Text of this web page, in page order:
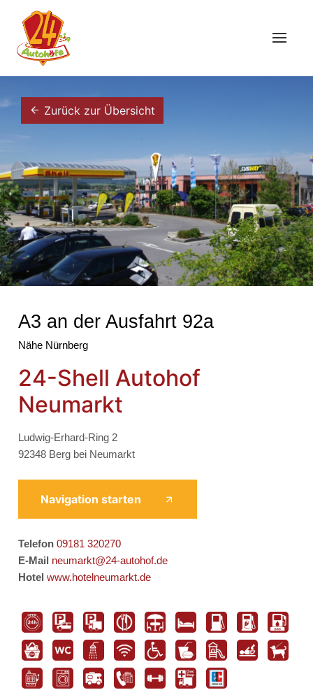
Zurück zur Übersicht
A3 an der Ausfahrt 92a
Nähe Nürnberg
24-Shell Autohof
Neumarkt
Ludwig-Erhard-Ring 2
92348 Berg bei Neumarkt
Navigation starten
Telefon 09181 320270
E-Mail neumarkt@24-autohof.de
Hotel www.hotelneumarkt.de